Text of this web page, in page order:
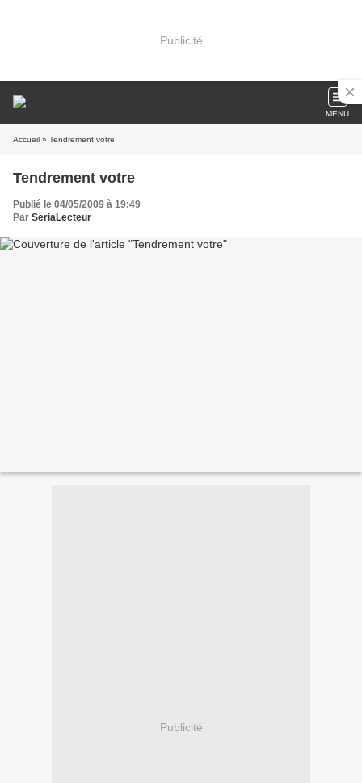
Publicité
MENU
Accueil » Tendrement votre
Tendrement votre
Publié le 04/05/2009 à 19:49
Par SeriaLecteur
Publicité